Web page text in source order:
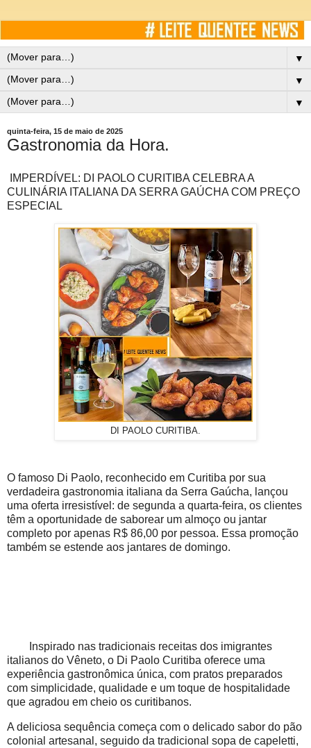
▼
▼
▼
quinta-feira, 15 de maio de 2025
Gastronomia da Hora.
IMPERDÍVEL: DI PAOLO CURITIBA CELEBRA A
CULINÁRIA ITALIANA DA SERRA GAÚCHA COM PREÇO
ESPECIAL
DI PAOLO CURITIBA.
O famoso Di Paolo, reconhecido em Curitiba por sua
verdadeira gastronomia italiana da Serra Gaúcha, lançou
uma oferta irresistível: de segunda a quarta-feira, os clientes
têm a oportunidade de saborear um almoço ou jantar
completo por apenas R$ 86,00 por pessoa. Essa promoção
também se estende aos jantares de domingo.
Inspirado nas tradicionais receitas dos imigrantes
italianos do Vêneto, o Di Paolo Curitiba oferece uma
experiência gastronômica única, com pratos preparados
com simplicidade, qualidade e um toque de hospitalidade
que agradou em cheio os curitibanos.
A deliciosa sequência começa com o delicado sabor do pão
colonial artesanal, seguido da tradicional sopa de capeletti,